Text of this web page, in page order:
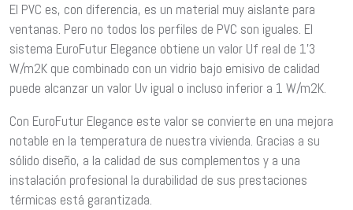
El PVC es, con diferencia, es un material muy aislante para
ventanas. Pero no todos los perfiles de PVC son iguales. El
sistema EuroFutur Elegance obtiene un valor Uf real de 1’3
W/m2K que combinado con un vidrio bajo emisivo de calidad
puede alcanzar un valor Uv igual o incluso inferior a 1 W/m2K.
Con EuroFutur Elegance este valor se convierte en una mejora
notable en la temperatura de nuestra vivienda. Gracias a su
sólido diseño, a la calidad de sus complementos y a una
instalación profesional la durabilidad de sus prestaciones
térmicas está garantizada.